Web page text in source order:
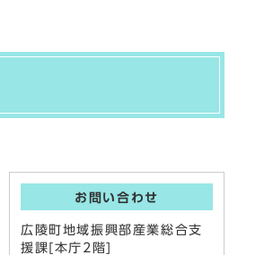
お問い合わせ
広陵町地域振興部産業総合支
援課[本庁2階]